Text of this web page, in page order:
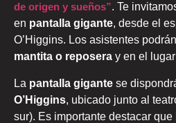
de origen y sueños”. Te
en pantalla gigante, desde el
O’Higgins. Los asistentes
mantita o reposera y en el
La pantalla gigante se
O’Higgins, ubicado junto al
sur). Es importante destacar que